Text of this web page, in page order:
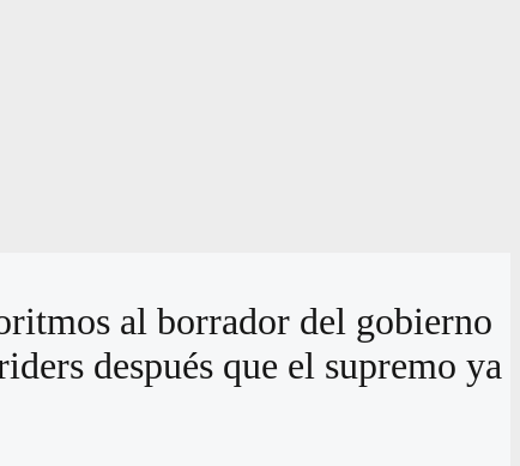
al borrador del gobierno
después que el supremo ya